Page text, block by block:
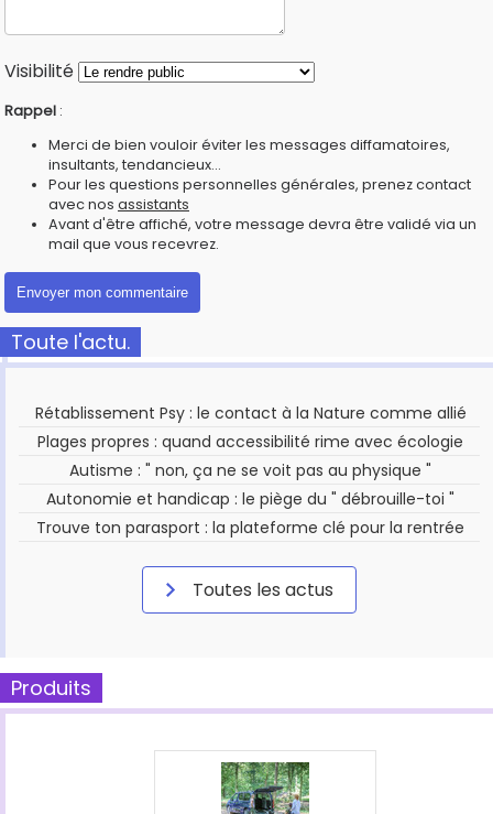
Visibilité
Rappel :
Merci de bien vouloir éviter les messages diffamatoires,
insultants, tendancieux...
Pour les questions personnelles générales, prenez contact
avec nos assistants
Avant d'être affiché, votre message devra être validé via un
mail que vous recevrez.
Toute l'actu.
Rétablissement Psy : le contact à la Nature comme allié
Plages propres : quand accessibilité rime avec écologie
Autisme : " non, ça ne se voit pas au physique "
Autonomie et handicap : le piège du " débrouille-toi "
Trouve ton parasport : la plateforme clé pour la rentrée
Toutes les actus
Produits